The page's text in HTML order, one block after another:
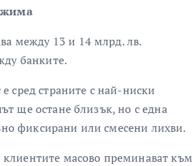
между 13 и 14 млрд. лв.
банките.
сред страните с най-ниски
ще остане близък, но с една
фиксирани или смесени лихви.
масово преминават към